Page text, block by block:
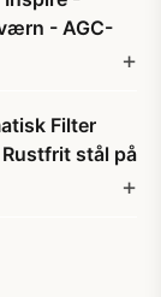
- AGC-
Filter
stål på